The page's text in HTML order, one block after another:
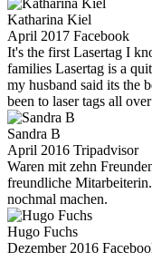
Katharina Kiel
April 2017 Facebook
It's the first Lasertag I
families Lasertag is a
my husband said its the
been to laser tags all
Sandra B
April 2016 Tripadvisor
Waren mit zehn
freundliche
nochmal machen.
Hugo Fuchs
Dezember 2016